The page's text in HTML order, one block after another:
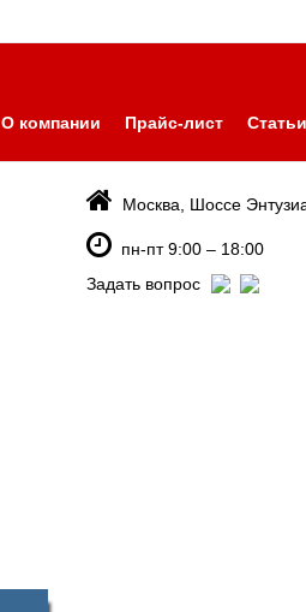
О компании Прайс-лист Статьи
Москва, Шоссе
пн-пт 9:00 – 18:00
Задать вопрос